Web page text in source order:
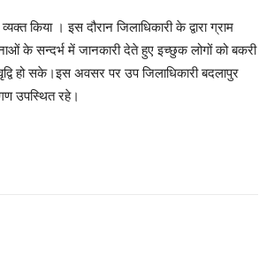
किया । इस दौरान जिलाधिकारी के द्वारा ग्राम
के सन्दर्भ में जानकारी देते हुए इच्छुक लोगों को बकरी
हो सके।इस अवसर पर उप जिलाधिकारी बदलापुर
उपस्थित रहे।